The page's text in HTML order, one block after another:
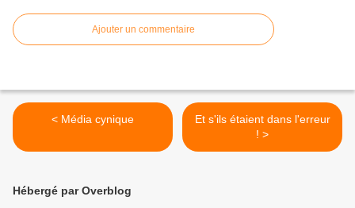
Ajouter un commentaire
< Média cynique
Et s'ils étaient dans l'erreur
! >
Hébergé par Overblog